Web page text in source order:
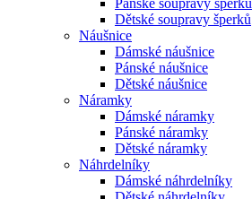
Pánské soupravy šperků
Dětské soupravy šperků
Náušnice
Dámské náušnice
Pánské náušnice
Dětské náušnice
Náramky
Dámské náramky
Pánské náramky
Dětské náramky
Náhrdelníky
Dámské náhrdelníky